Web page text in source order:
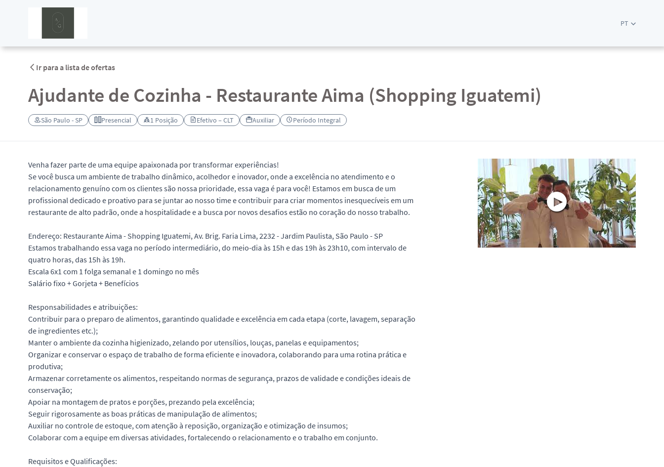
PT
Ir para a lista de ofertas
Ajudante de Cozinha - Restaurante Aima (Shopping Iguatemi)
São Paulo - SP Presencial 1 Posição Efetivo – CLT Auxiliar Período Integral
Venha fazer parte de uma equipe apaixonada por transformar experiências!
Se você busca um ambiente de trabalho dinâmico, acolhedor e inovador, onde a excelência no atendimento e o
relacionamento genuíno com os clientes são nossa prioridade, essa vaga é para você! Estamos em busca de um
profissional dedicado e proativo para se juntar ao nosso time e contribuir para criar momentos inesquecíveis em um
restaurante de alto padrão, onde a hospitalidade e a busca por novos desafios estão no coração do nosso trabalho.
Endereço: Restaurante Aima - Shopping Iguatemi, Av. Brig. Faria Lima, 2232 - Jardim Paulista, São Paulo - SP
Estamos trabalhando essa vaga no período intermediário, do meio-dia às 15h e das 19h às 23h10, com intervalo de
quatro horas, das 15h às 19h.
Escala 6x1 com 1 folga semanal e 1 domingo no mês
Salário fixo + Gorjeta + Benefícios
Responsabilidades e atribuições:
Contribuir para o preparo de alimentos, garantindo qualidade e excelência em cada etapa (corte, lavagem, separação
de ingredientes etc.);
Manter o ambiente da cozinha higienizado, zelando por utensílios, louças, panelas e equipamentos;
Organizar e conservar o espaço de trabalho de forma eficiente e inovadora, colaborando para uma rotina prática e
produtiva;
Armazenar corretamente os alimentos, respeitando normas de segurança, prazos de validade e condições ideais de
conservação;
Apoiar na montagem de pratos e porções, prezando pela excelência;
Seguir rigorosamente as boas práticas de manipulação de alimentos;
Auxiliar no controle de estoque, com atenção à reposição, organização e otimização de insumos;
Colaborar com a equipe em diversas atividades, fortalecendo o relacionamento e o trabalho em conjunto.
Requisitos e Qualificações: